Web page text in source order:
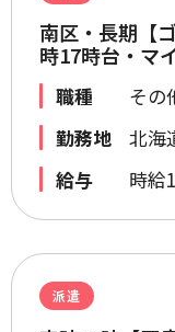
南区・長期【
時17時台・マ
職種
その
勤務地
北海
給与
時給
派遣